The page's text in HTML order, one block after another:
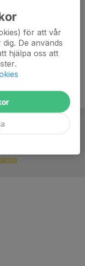
för att vår
De används
hjälpa oss att